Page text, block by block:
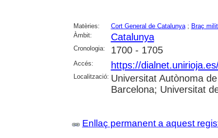
Matèries: Cort General de Catalunya; Braç
Àmbit:
Catalunya
Cronologia: 1700 - 1705
Accés: https://
Localització: Universitat Autònoma
Barcelona; Universitat
Enllaç permanent a aquest